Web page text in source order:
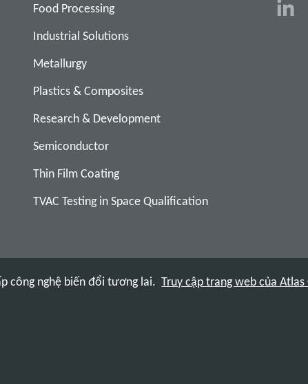
Food Processing
Industrial Solutions
Metallurgy
Plastics & Composites
Research & Development
Semiconductor
Thin Film Coating
TVAC Testing in Space Qualification
công nghệ biến đổi tương lai. Truy cập trang web của